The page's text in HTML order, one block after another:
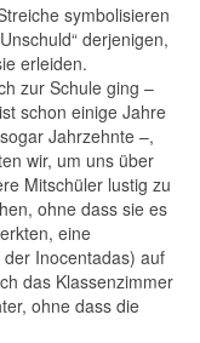
symbolisieren
derjenigen,
erleiden.
zur Schule ging –
schon einige Jahre
Jahrzehnte –,
wir, um uns über
Mitschüler lustig zu
ohne dass sie es
eine
Inocentadas) auf
das Klassenzimmer
ohne dass die